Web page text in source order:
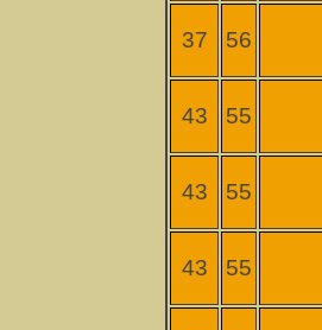
37 56
43 55
43 55
43 55